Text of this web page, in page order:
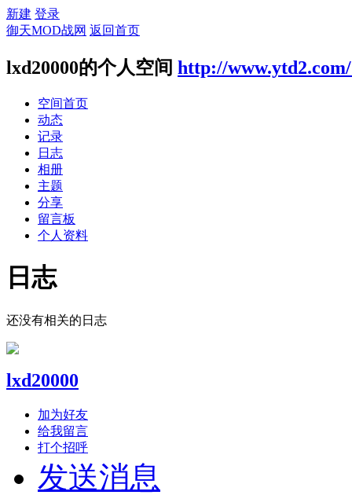
新建 登录
御天MOD战网 返回首页
lxd20000的个人空间 http://www.ytd2.com/
空间首页
动态
记录
日志
相册
主题
分享
留言板
个人资料
日志
还没有相关的日志
lxd20000
加为好友
给我留言
打个招呼
发送消息